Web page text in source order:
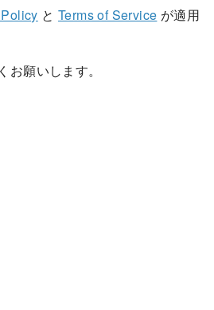
とTerms of Service が適用
願いします。